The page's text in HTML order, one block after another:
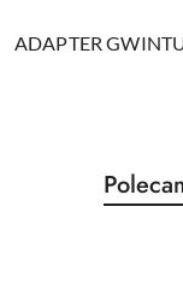
ADAPTER
Pomiń
o